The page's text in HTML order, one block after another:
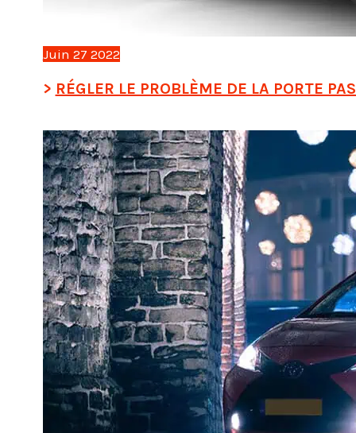
Juin 27 2022
RÉGLER LE PROBLÈME DE LA PORTE